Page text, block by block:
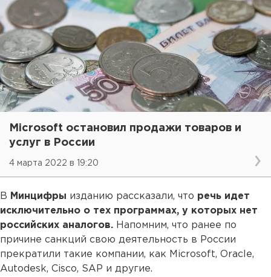
Microsoft остановил продажи товаров и
услуг в России
4 марта 2022 в 19:20
В Минцифры изданию рассказали, что речь идет
исключительно о тех программах, у которых нет
российских аналогов. Напомним, что ранее по
причине санкций свою деятельность в России
прекратили такие компании, как Microsoft, Oracle,
Autodesk, Cisco, SAP и другие.